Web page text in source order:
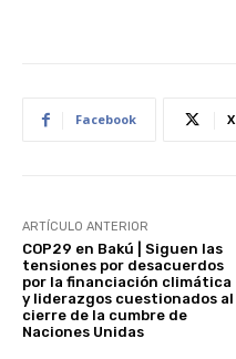
Facebook X
ARTÍCULO ANTERIOR
COP29 en Bakú | Siguen las
tensiones por desacuerdos
por la financiación climática
y liderazgos cuestionados al
cierre de la cumbre de
Naciones Unidas